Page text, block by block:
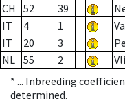
CH
52 39
IT
4 1
IT
20 3
NL 55 2
* ... Inbreeding
determined.